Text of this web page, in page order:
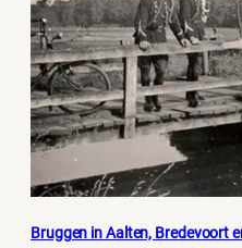
Bruggen in Aalten, Bredevoort